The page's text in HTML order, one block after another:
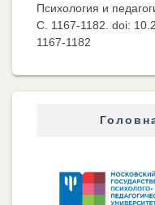
Психология и
C. 1167-1182. doi:
1167-1182